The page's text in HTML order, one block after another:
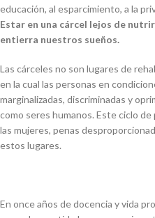
educación, al esparcimiento, a la
Estar en una cárcel lejos de
entierra nuestros sueños.
Las cárceles no son lugares de
en la cual las personas en
marginalizadas, discriminadas y
como seres humanos. Este ciclo
las mujeres, penas
estos lugares.
En once años de docencia y vida